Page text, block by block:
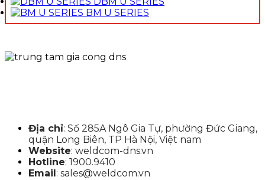
BM U SERIES
Địa chỉ: Số 285A Ngô Gia Tự, phường Đức Giang,
quận Long Biên, TP Hà Nội, Việt nam
Website: weldcom-dns.vn
Hotline: 1900.9410
Email : sales@weldcom.vn